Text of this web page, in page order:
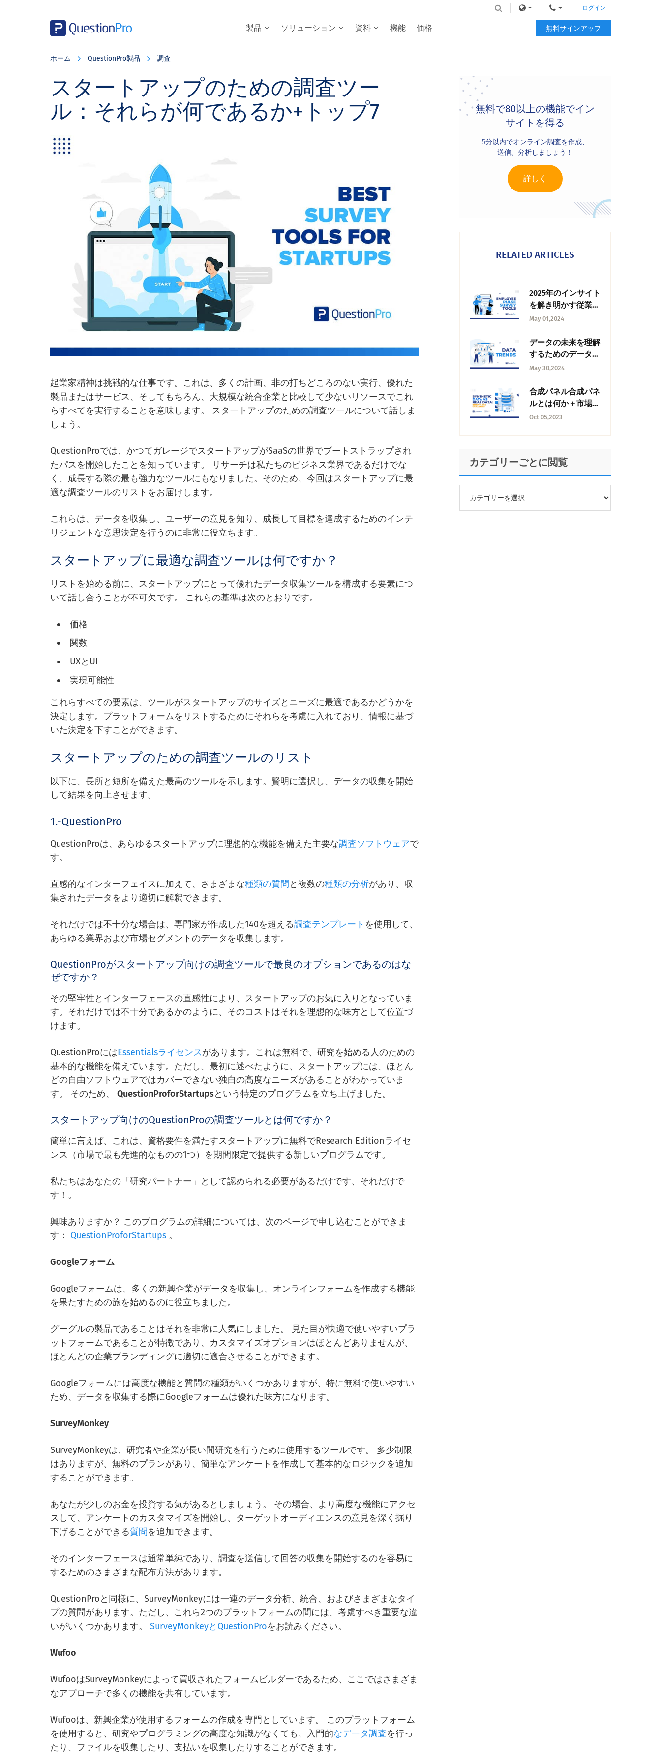
製品 ソリューション 資料 機能 価格
ログイン
無料サインアップ
ホーム QuestionPro製品 調査
スタートアップのための調査ツー
ル：それらが何であるか+トップ7
起業家精神は挑戦的な仕事です。これは、多くの計画、非の打ちどころのない実行、優れた
製品またはサービス、そしてもちろん、大規模な統合企業と比較して少ないリソースでこれ
らすべてを実行することを意味します。 スタートアップのための調査ツールについて話しま
しょう。
QuestionProでは、かつてガレージでスタートアップがSaaSの世界でブートストラップされ
たパスを開始したことを知っています。 リサーチは私たちのビジネス業界であるだけでな
く、成長する際の最も強力なツールにもなりました。そのため、今回はスタートアップに最
適な調査ツールのリストをお届けします。
これらは、データを収集し、ユーザーの意見を知り、成長して目標を達成するためのインテ
リジェントな意思決定を行うのに非常に役立ちます。
スタートアップに最適な調査ツールは何ですか？
リストを始める前に、スタートアップにとって優れたデータ収集ツールを構成する要素につ
いて話し合うことが不可欠です。 これらの基準は次のとおりです。
価格
関数
UXとUI
実現可能性
これらすべての要素は、ツールがスタートアップのサイズとニーズに最適であるかどうかを
決定します。プラットフォームをリストするためにそれらを考慮に入れており、情報に基づ
いた決定を下すことができます。
スタートアップのための調査ツールのリスト
以下に、長所と短所を備えた最高のツールを示します。賢明に選択し、データの収集を開始
して結果を向上させます。
1.-QuestionPro
QuestionProは、あらゆるスタートアップに理想的な機能を備えた主要な調査ソフトウェアで
す。
直感的なインターフェイスに加えて、さまざまな種類の質問 と複数の種類の分析があり、収
集されたデータをより適切に解釈できます。
それだけでは不十分な場合は、専門家が作成した140を超える調査テンプレート を使用して、
あらゆる業界および市場セグメントのデータを収集します。
QuestionProがスタートアップ向けの調査ツールで最良のオプションであるのはな
ぜですか？
その堅牢性とインターフェースの直感性により、スタートアップのお気に入りとなっていま
す。それだけでは不十分であるかのように、そのコストはそれを理想的な味方として位置づ
けます。
QuestionProにはEssentialsライセンスがあります。これは無料で、研究を始める人のための
基本的な機能を備えています。ただし、最初に述べたように、スタートアップには、ほとん
どの自由ソフトウェアではカバーできない独自の高度なニーズがあることがわかっていま
す。 そのため、 QuestionProforStartupsという特定のプログラムを立ち上げました。
スタートアップ向けのQuestionProの調査ツールとは何ですか？
簡単に言えば、これは、資格要件を満たすスタートアップに無料でResearch Editionライセ
ンス（市場で最も先進的なものの1つ）を期間限定で提供する新しいプログラムです。
私たちはあなたの「研究パートナー」として認められる必要があるだけです、それだけで
す！。
興味ありますか？ このプログラムの詳細については、次のページで申し込むことができま
す： QuestionProforStartups 。
Googleフォーム
Googleフォームは、多くの新興企業がデータを収集し、オンラインフォームを作成する機能
を果たすための旅を始めるのに役立ちました。
グーグルの製品であることはそれを非常に人気にしました。 見た目が快適で使いやすいプラ
ットフォームであることが特徴であり、カスタマイズオプションはほとんどありませんが、
ほとんどの企業ブランディングに適切に適合させることができます。
Googleフォームには高度な機能と質問の種類がいくつかありますが、特に無料で使いやすい
ため、データを収集する際にGoogleフォームは優れた味方になります。
SurveyMonkey
SurveyMonkeyは、研究者や企業が長い間研究を行うために使用するツールです。 多少制限
はありますが、無料のプランがあり、簡単なアンケートを作成して基本的なロジックを追加
することができます。
あなたが少しのお金を投資する気があるとしましょう。 その場合、より高度な機能にアクセ
スして、アンケートのカスタマイズを開始し、ターゲットオーディエンスの意見を深く掘り
下げることができる質問を追加できます。
そのインターフェースは通常単純であり、調査を送信して回答の収集を開始するのを容易に
するためのさまざまな配布方法があります。
QuestionProと同様に、SurveyMonkeyには一連のデータ分析、統合、およびさまざまなタイ
プの質問があります。ただし、これら2つのプラットフォームの間には、考慮すべき重要な違
いがいくつかあります。 SurveyMonkeyとQuestionProをお読みください。
Wufoo
WufooはSurveyMonkeyによって買収されたフォームビルダーであるため、ここではさまざま
なアプローチで多くの機能を共有しています。
Wufooは、新興企業が使用するフォームの作成を専門としています。 このプラットフォーム
を使用すると、研究やプログラミングの高度な知識がなくても、入門的なデータ調査を行っ
たり、ファイルを収集したり、支払いを収集したりすることができます。
Primary
Sidebar
無料で80以上の機能でイン
サイトを得る
5分以内でオンライン調査を作成、
送信、分析しましょう！
詳しく
RELATED ARTICLES
2025年のインサイト
を解き明かす従業員
パルス調査ツールト
May 01,2024
データの未来を理解
するためのデータト
レンドトップ8
May 30,2024
合成パネル合成パネ
ルとは何か＋市場調
査の強化
Oct 05,2023
カテゴリーごとに閲覧
ゴ